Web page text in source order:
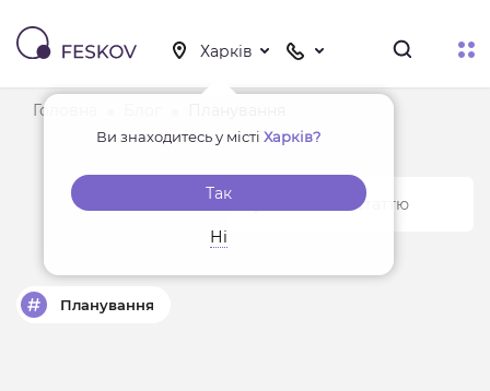
Ви знаходитесь у місті Харків?
Так
Ні
Головна
Планування